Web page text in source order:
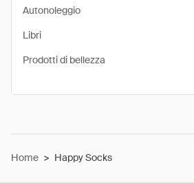
Autonoleggio
Libri
Prodotti di bellezza
Home > Happy Socks